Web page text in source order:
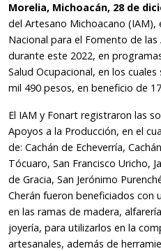
Morelia, Michoacán, 28 de
del Artesano Michoacano
Nacional para el Fomento de
durante este 2022, en
Salud Ocupacional, en los
mil 490 pesos, en beneficio de
El IAM y Fonart registraron las
Apoyos a la Producción, en el
de: Cachán de Echeverría,
Tócuaro, San Francisco Uricho,
de Gracia, San Jerónimo
Cherán fueron beneficiados con
en las ramas de madera,
joyería, para utilizarlos en la
artesanales, además de